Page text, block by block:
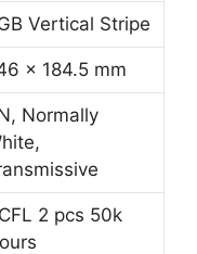
Vertical Stripe
x 184.5 mm
Normally
2 pcs 50k